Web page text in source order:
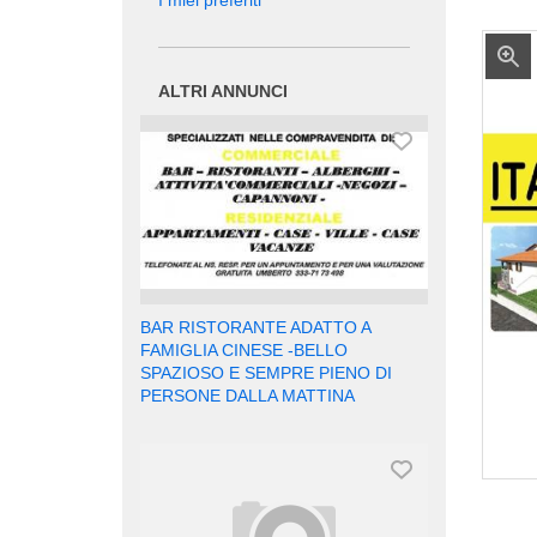
ALTRI ANNUNCI
BAR RISTORANTE ADATTO A
FAMIGLIA CINESE -BELLO
SPAZIOSO E SEMPRE PIENO DI
PERSONE DALLA MATTINA